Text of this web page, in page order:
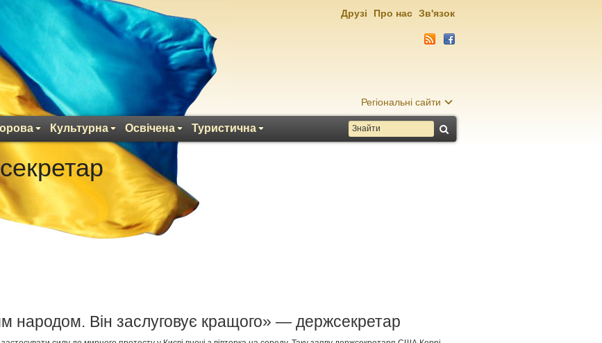
Регіональні сайти
Культурна Освічена Туристична
Друзі Про нас Зв'язок
народом. Він заслуговує кращого» — держсекретар